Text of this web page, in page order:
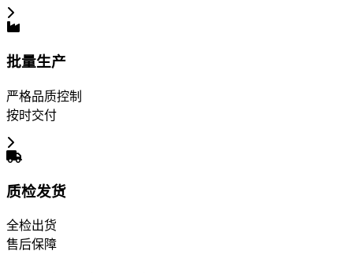
批量生产
严格品质控制
按时交付
质检发货
全检出货
售后保障